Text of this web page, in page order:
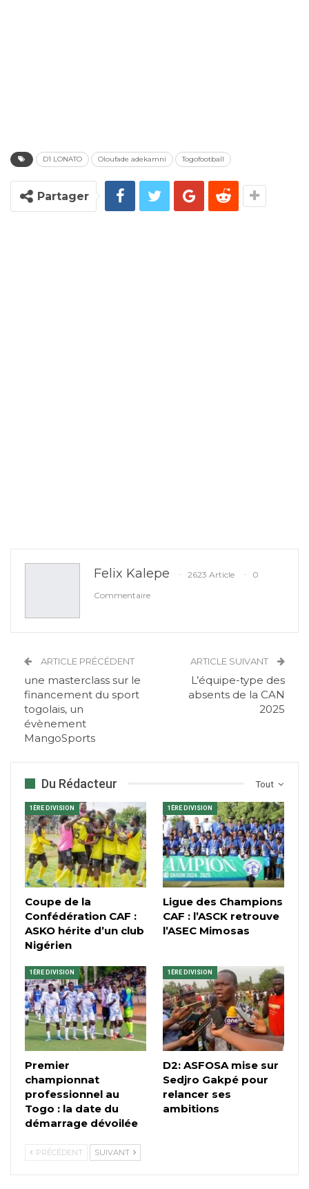
D1 LONATO Oloufade adekamni Togofootball
Partager
Felix Kalepe 2623 Article
0
Commentaire
ARTICLE PRÉCÉDENT
une masterclass sur le
financement du sport
togolais, un
évènement
MangoSports
ARTICLE SUIVANT
L’équipe-type des
absents de la CAN
2025
Tout
Du Rédacteur
1ÈRE DIVISION
Coupe de la
Confédération CAF :
ASKO hérite d’un club
Nigérien
1ÈRE DIVISION
Ligue des Champions
CAF : l’ASCK retrouve
l’ASEC Mimosas
1ÈRE DIVISION
Premier
championnat
professionnel au
Togo : la date du
démarrage dévoilée
1ÈRE DIVISION
D2: ASFOSA mise sur
Sedjro Gakpé pour
relancer ses
ambitions
PRÉCÉDENT SUIVANT